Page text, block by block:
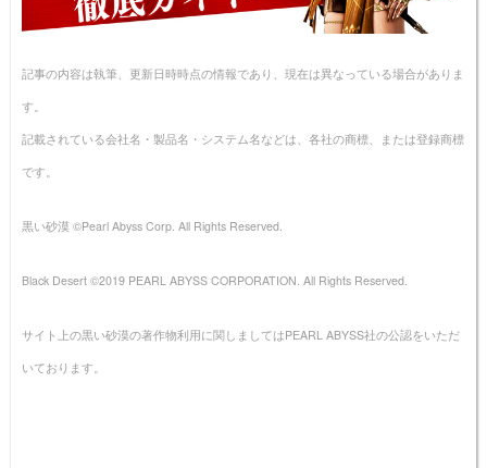
記事の内容は執筆、更新日時時点の情報であり、現在は異なっている場合がありま
す。
記載されている会社名・製品名・システム名などは、各社の商標、または登録商標
です。
黒い砂漠 ©Pearl Abyss Corp. All Rights Reserved.
Black Desert ©2019 PEARL ABYSS CORPORATION. All Rights Reserved.
サイト上の黒い砂漠の著作物利用に関しましてはPEARL ABYSS社の公認をいただ
いております。